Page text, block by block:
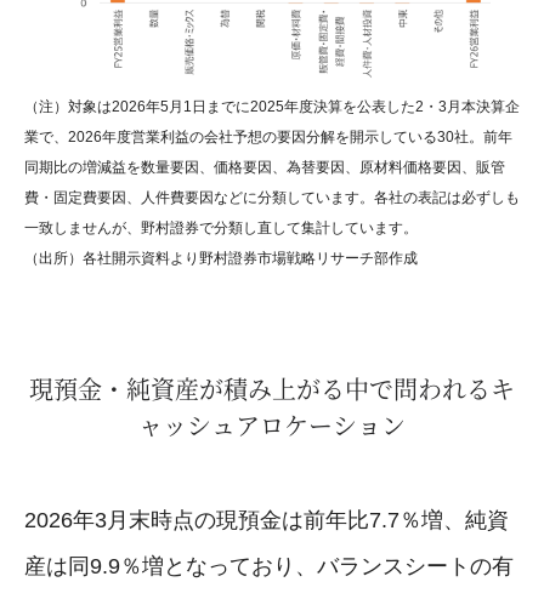
（注）対象は2026年5月1日までに2025年度決算を公表した2・3月本決算企
業で、2026年度営業利益の会社予想の要因分解を開示している30社。前年
同期比の増減益を数量要因、価格要因、為替要因、原材料価格要因、販管
費・固定費要因、人件費要因などに分類しています。各社の表記は必ずしも
一致しませんが、野村證券で分類し直して集計しています。
（出所）各社開示資料より野村證券市場戦略リサーチ部作成
現預金・純資産が積み上がる中で問われるキ
ャッシュアロケーション
2026年3月末時点の現預金は前年比7.7％増、純資
産は同9.9％増となっており、バランスシートの有